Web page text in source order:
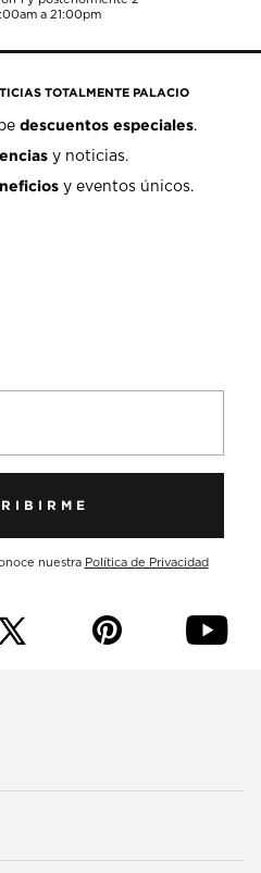
a 21:00pm
TOTALMENTE PALACIO
descuentos especiales.
y noticias.
y eventos únicos.
nuestra Política de Privacidad
p y